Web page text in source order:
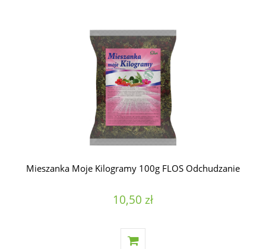
Mieszanka Moje Kilogramy 100g FLOS Odchudzanie
10,50 zł